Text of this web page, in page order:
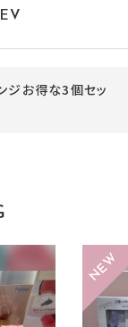
ジお得な3個セッ